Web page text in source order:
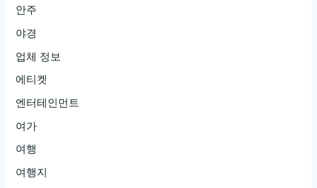
안주
야경
업체 정보
에티켓
엔터테인먼트
여가
여행
여행지